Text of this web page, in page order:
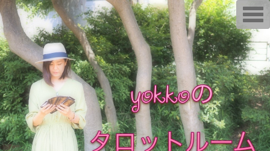
T
o
g
g
l
e
n
a
v
i
g
a
t
i
o
n